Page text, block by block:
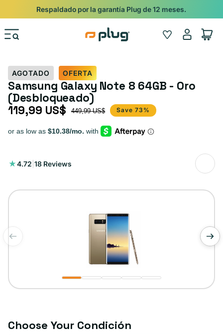
Ir al contenido
Pide con Entrega Nocturna para recibir antes del 24/12.
Wishlist
Iniciar
sesión
Carrito
AGOTADO OFERTA
Samsung Galaxy Note 8 64GB - Oro
(Desbloqueado)
Precio de oferta
119,99 US$
Precio habitual 449,99 US$ Save 73%
4.72 18 Reviews
18
Choose Your Condición